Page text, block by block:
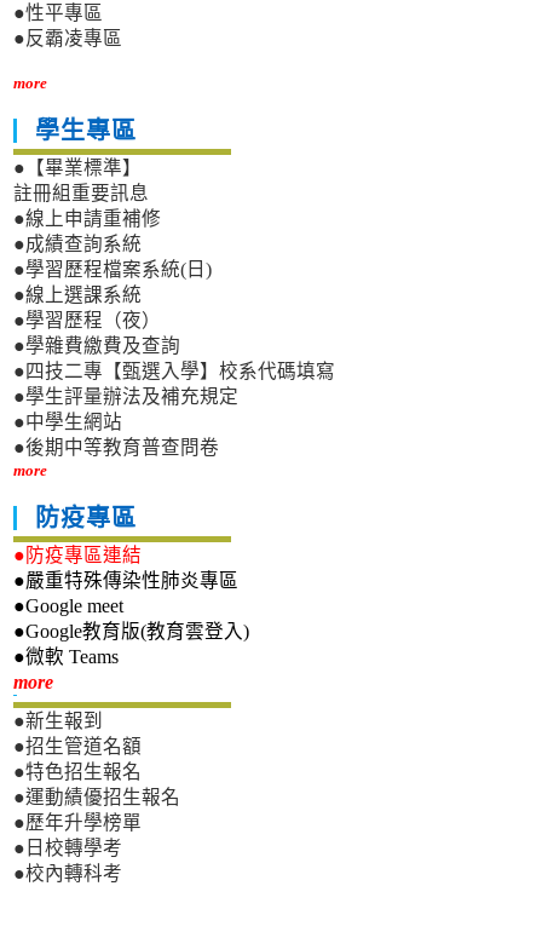
●性平專區
●反霸凌專區
more
學生專區
●【畢業標準】
註冊組重要訊息
●線上申請重補修
●成績查詢系統
●學習歷程檔案系統(日)
●線上選課系統
●學習歷程（夜）
●學雜費繳費及查詢
●四技二專【甄選入學】校系代碼填寫
●學生評量辦法及補充規定
●中學生網站
●後期中等教育普查問卷
more
防疫專區
●防疫專區連結
●嚴重特殊傳染性肺炎專區
●Google meet
●Google教育版(教育雲登入)
●微軟 Teams
more新生專區
●新生報到
●招生管道名額
●特色招生報名
●運動績優招生報名
●歷年升學榜單
●日校轉學考
●校內轉科考